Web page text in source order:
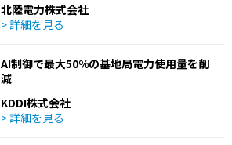
北陸電力株式会社
> 詳細を見る
AI制御で最大50%の基地局電力使用量を削
減
KDDI株式会社
> 詳細を見る